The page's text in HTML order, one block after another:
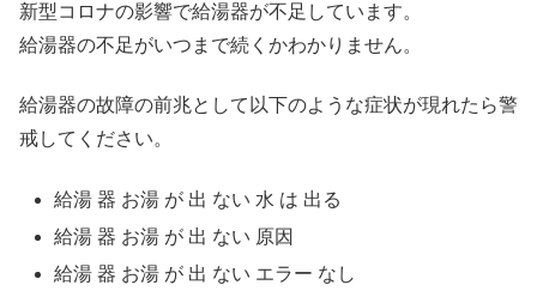
新型コロナの影響で給湯器が不足しています。
給湯器の不足がいつまで続くかわかりません。
給湯器の故障の前兆として以下のような症状が現れたら警
戒してください。
給湯 器 お湯 が 出 ない 水 は 出る
給湯 器 お湯 が 出 ない 原因
給湯 器 お湯 が 出 ない エラー なし